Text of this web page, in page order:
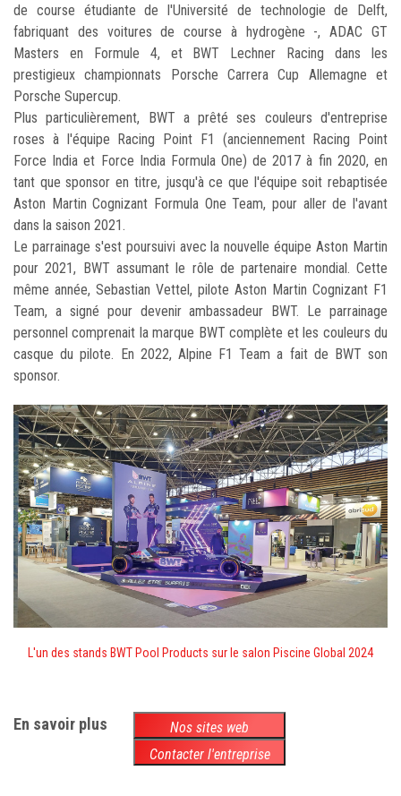
de course étudiante de l'Université de technologie de Delft,
fabriquant des voitures de course à hydrogène -, ADAC GT
Masters en Formule 4, et BWT Lechner Racing dans les
prestigieux championnats Porsche Carrera Cup Allemagne et
Porsche Supercup.
Plus particulièrement, BWT a prêté ses couleurs d'entreprise
roses à l'équipe Racing Point F1 (anciennement Racing Point
Force India et Force India Formula One) de 2017 à fin 2020, en
tant que sponsor en titre, jusqu'à ce que l'équipe soit rebaptisée
Aston Martin Cognizant Formula One Team, pour aller de l'avant
dans la saison 2021.
Le parrainage s'est poursuivi avec la nouvelle équipe Aston Martin
pour 2021, BWT assumant le rôle de partenaire mondial. Cette
même année, Sebastian Vettel, pilote Aston Martin Cognizant F1
Team, a signé pour devenir ambassadeur BWT. Le parrainage
personnel comprenait la marque BWT complète et les couleurs du
casque du pilote. En 2022, Alpine F1 Team a fait de BWT son
sponsor.
L'un des stands BWT Pool Products sur le salon Piscine Global 2024
En savoir plus
Nos sites web
Contacter l'entreprise